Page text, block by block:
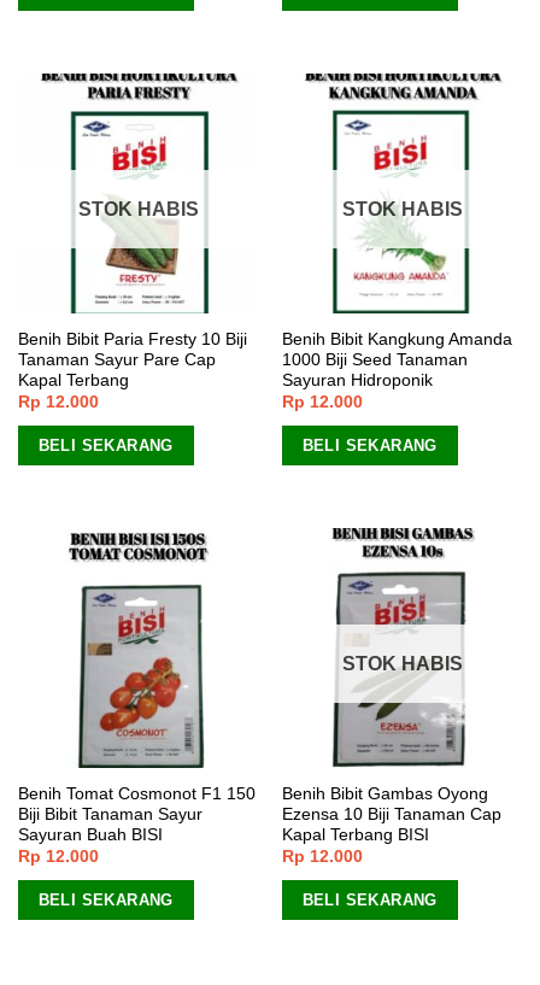
STOK HABIS
Benih Bibit Paria Fresty 10 Biji
Tanaman Sayur Pare Cap
Kapal Terbang
Rp 12.000
BELI SEKARANG
STOK HABIS
Benih Bibit Kangkung Amanda
1000 Biji Seed Tanaman
Sayuran Hidroponik
Rp 12.000
BELI SEKARANG
Benih Tomat Cosmonot F1 150
Biji Bibit Tanaman Sayur
Sayuran Buah BISI
Rp 12.000
BELI SEKARANG
STOK HABIS
Benih Bibit Gambas Oyong
Ezensa 10 Biji Tanaman Cap
Kapal Terbang BISI
Rp 12.000
BELI SEKARANG